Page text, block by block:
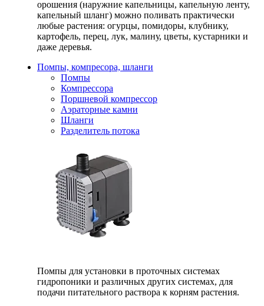
орошения (наружние капельницы, капельную ленту,
капельный шланг) можно поливать практически
любые растения: огурцы, помидоры, клубнику,
картофель, перец, лук, малину, цветы, кустарники и
даже деревья.
Помпы, компресора, шланги
Помпы
Компрессора
Поршневой компрессор
Аэраторные камни
Шланги
Разделитель потока
Помпы для установки в проточных системах
гидропоники и различных других системах, для
подачи питательного раствора к корням растения.